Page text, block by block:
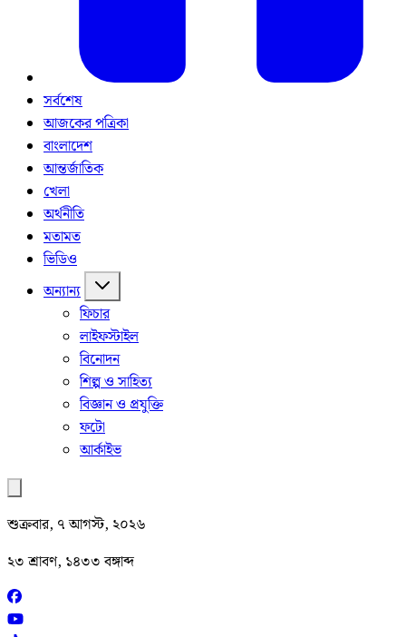
সর্বশেষ
আজকের পত্রিকা
বাংলাদেশ
আন্তর্জাতিক
খেলা
অর্থনীতি
মতামত
ভিডিও
অন্যান্য
ফিচার
লাইফস্টাইল
বিনোদন
শিল্প ও সাহিত্য
বিজ্ঞান ও প্রযুক্তি
ফটো
আর্কাইভ
শুক্রবার, ৭ আগস্ট, ২০২৬
২৩ শ্রাবণ, ১৪৩৩ বঙ্গাব্দ